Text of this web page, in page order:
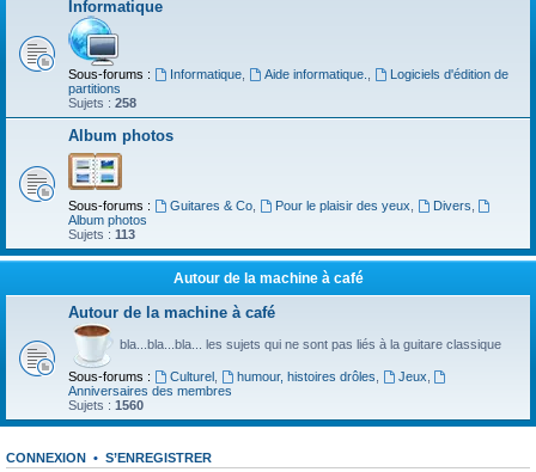
Informatique
Sous-forums : Informatique, Aide informatique.
Logiciels d'édition de
partitions
Sujets : 258
Album photos
Sous-forums : Guitares & Co, Pour le plaisir des yeux Divers
Album photos
Sujets : 113
Autour de la machine à café
Autour de la machine à café
bla...bla...bla... les sujets qui ne sont pas liés à la guitare classique
Sous-forums : Culturel, humour, histoires drôles Jeux
Anniversaires des membres
Sujets : 1560
CONNEXION • S’ENREGISTRER